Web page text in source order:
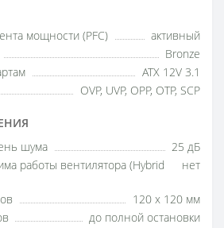
мощности (PFC)
активный
Bronze
ATX 12V 3.1
OVP, UVP, OPP, OTP, SCP
шума
25 дБ
работы вентилятора (Hybrid
нет
120 x 120 мм
до полной остановки